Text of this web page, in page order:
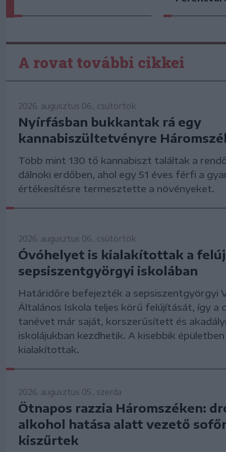
A rovat további cikkei
2026. augusztus 06., csütörtök
Nyírfásban bukkantak rá egy
kannabiszültetvényre
Több mint 130 tő kannabiszt találtak a
dálnoki erdőben, ahol egy 51 éves férfi a
értékesítésre termesztette a növényeket.
2026. augusztus 06., csütörtök
Óvóhelyet is kialakítottak a
sepsiszentgyörgyi iskolában
Határidőre befejezték a sepsiszentgyörgyi
Általános Iskola teljes körű felújítását, így a
tanévet már saját, korszerűsített és
iskolájukban kezdhetik. A kisebbik
kialakítottak.
2026. augusztus 05., szerda
Ötnapos razzia Háromszéken:
alkohol hatása alatt vezető
kiszűrtek